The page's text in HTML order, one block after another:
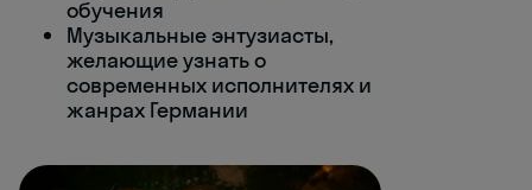
обучения
Музыкальные энтузиасты,
желающие узнать о
современных исполнителях и
жанрах Германии